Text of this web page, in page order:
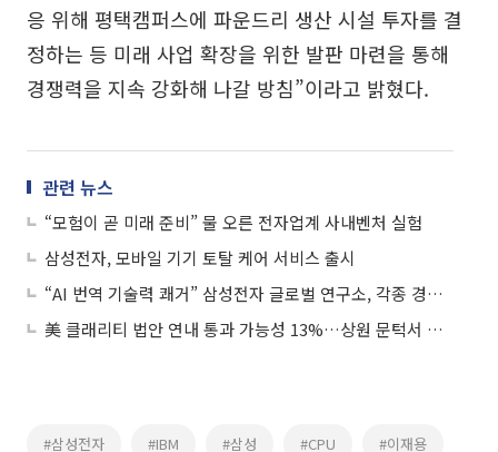
응 위해 평택캠퍼스에 파운드리 생산 시설 투자를 결
정하는 등 미래 사업 확장을 위한 발판 마련을 통해
경쟁력을 지속 강화해 나갈 방침”이라고 밝혔다.
관련 뉴스
“모험이 곧 미래 준비” 물 오른 전자업계 사내벤처 실험
삼성전자, 모바일 기기 토탈 케어 서비스 출시
“AI 번역 기술력 쾌거” 삼성전자 글로벌 연구소, 각종 경진대회서 1위
美 클래리티 법안 연내 통과 가능성 13%…상원 문턱서 제동
#삼성전자 #IBM #삼성 #CPU #이재용